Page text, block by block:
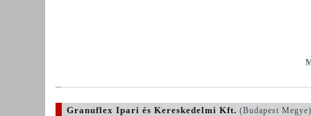
Granuflex Ipari és Kereskedelmi Kft. (Budapest Megye)